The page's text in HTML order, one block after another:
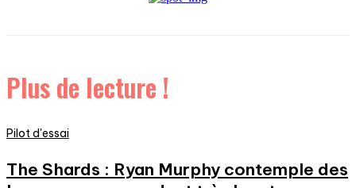
Plus de lecture !
Pilot d'essai
The Shards : Ryan Murphy contemple des